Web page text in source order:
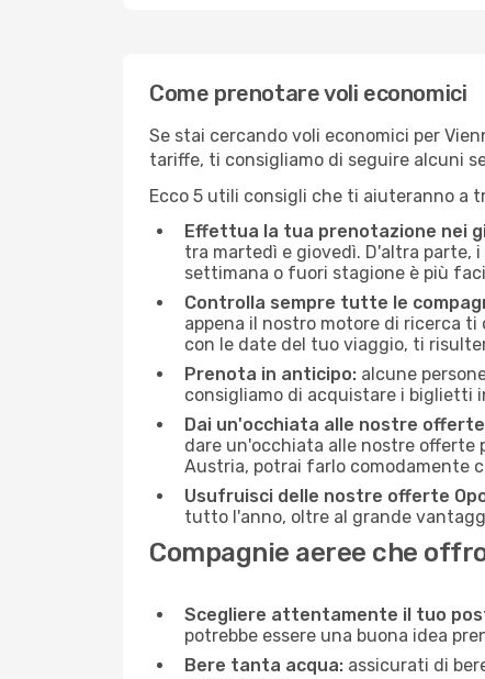
Come prenotare voli economici
Se stai cercando voli economici per
tariffe, ti consigliamo di seguire alcuni
Ecco 5 utili consigli che ti aiuteranno a
Effettua la tua prenotazione nei
tra martedì e giovedì. D'altra parte,
settimana o fuori stagione è più
Controlla sempre tutte le
appena il nostro motore di ricerca
con le date del tuo viaggio, ti
Prenota in anticipo: alcune
consigliamo di acquistare i biglietti
Dai un'occhiata alle nostre
dare un'occhiata alle nostre offerte
Austria, potrai farlo comodamente
Usufruisci delle nostre offerte
tutto l'anno, oltre al grande
Compagnie aeree che
Scegliere attentamente il tuo
potrebbe essere una buona idea
Bere tanta acqua: assicurati di